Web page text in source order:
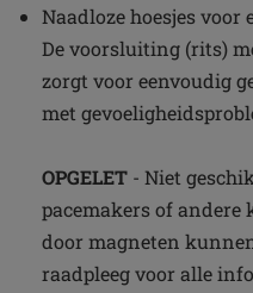
Naadloze hoesjes voor
De voorsluiting (rits)
zorgt voor eenvoudig
met
OPGELET - Niet
pacemakers of
door magneten
raadpleeg voor alle